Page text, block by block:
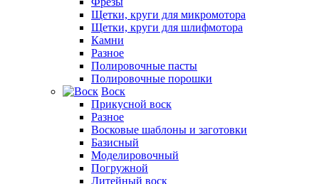
Щетки, круги для микромотора
Щетки, круги для шлифмотора
Камни
Разное
Полировочные пасты
Полировочные порошки
Воск
Прикусной воск
Разное
Восковые шаблоны и заготовки
Базисный
Моделировочный
Погружной
Литейный воск